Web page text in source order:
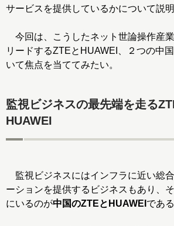
サービスを提供しているかについて説明
今回は、こうしたネット世論操作産
リードするZTEとHUAWEI、２つの中
いて焦点を当ててみたい。
監視ビジネスの最先端を走る
HUAWEI
監視ビジネスにはインフラに近い総合
ーションを提供するビジネスもあり、
にいるのが中国のZTEとHUAWEI である